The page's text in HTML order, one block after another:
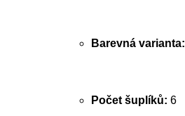
Barevná varianta:
Počet šuplíků: 6